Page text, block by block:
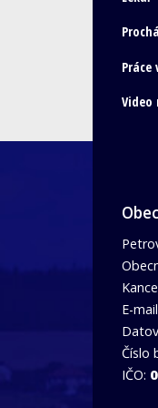
Práce
Video
E-
Číslo
IČO: